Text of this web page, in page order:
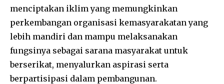
menciptakan iklim yang memungkinkan
perkembangan organisasi kemasyarakatan yang
lebih mandiri dan mampu melaksanakan
fungsinya sebagai sarana masyarakat untuk
berserikat, menyalurkan aspirasi serta
berpartisipasi dalam pembangunan.